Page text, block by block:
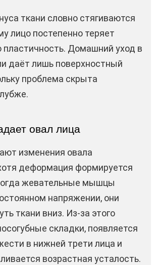
ткани словно стягиваются
лицо постепенно теряет
пластичность. Домашний уход в
даёт лишь поверхностный
проблема скрыта
овал лица
изменения овала
деформация формируется
жевательные мышцы
напряжении, они
ткани вниз. Из-за этого
складки, появляется
в нижней трети лица и
возрастная усталость.